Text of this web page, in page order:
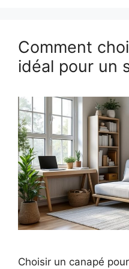
Comment
idéal pour un
Choisir un canapé